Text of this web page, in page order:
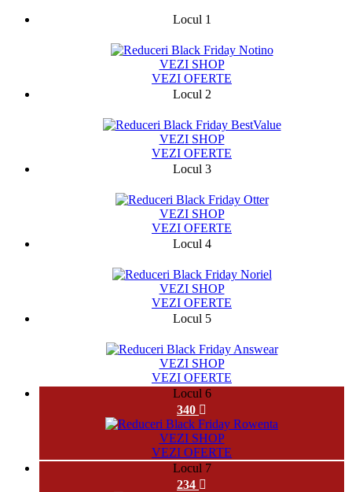
Locul 1
VEZI SHOP
VEZI OFERTE
Locul 2
VEZI SHOP
VEZI OFERTE
Locul 3
VEZI SHOP
VEZI OFERTE
Locul 4
VEZI SHOP
VEZI OFERTE
Locul 5
VEZI SHOP
VEZI OFERTE
Locul 6
340
VEZI SHOP
VEZI OFERTE
Locul 7
234